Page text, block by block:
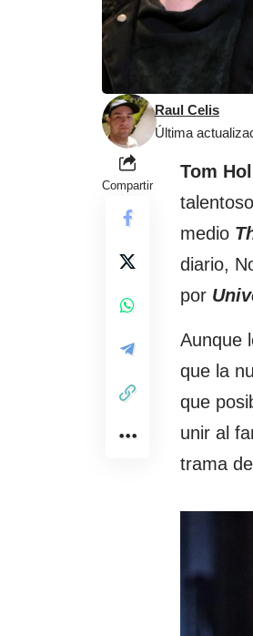
Última
Raul Celis
Compartir
Tom
talentoso
medio
diario,
por
Aunque
que la
que
unir al
trama de